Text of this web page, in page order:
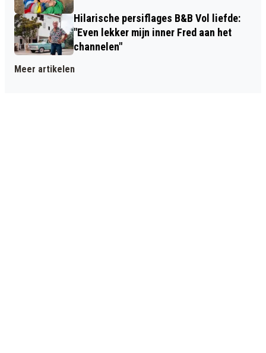
Hilarische persiflages B&B Vol liefde:
"Even lekker mijn inner Fred aan het
channelen"
Meer artikelen